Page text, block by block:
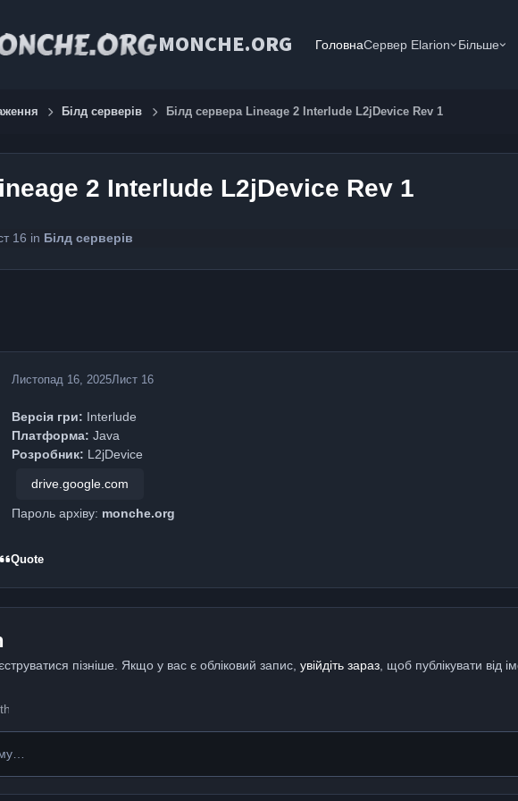
MONCHE.ORG ГоловнаСервер Elarion Більше
Білд серверів Білд сервера Lineage 2 Interlude L2jDevice Rev 1
2 Interlude L2jDevice Rev 1
16 in Білд серверів
Листопад 16, 2025Лист 16
Версія гри: Interlude
Платформа: Java
Розробник: L2jDevice
drive.google.com
Пароль архіву: monche.org
Quote
пізніше. Якщо у вас є обліковий запис, увійдіть зараз, щоб публікувати від